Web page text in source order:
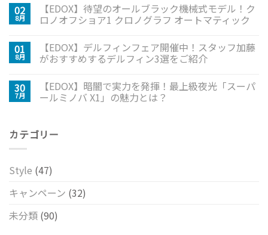
02
8月
【EDOX】待望のオールブラック機械式モデル！ク
ロノオフショア1 クロノグラフ オートマティック
01
8月
【EDOX】デルフィンフェア開催中！スタッフ加藤
がおすすめするデルフィン3選をご紹介
30
7月
【EDOX】暗闇で実力を発揮！最上級夜光「スーパ
ールミノバ X1」の魅力とは？
カテゴリー
Style (47)
キャンペーン (32)
未分類 (90)